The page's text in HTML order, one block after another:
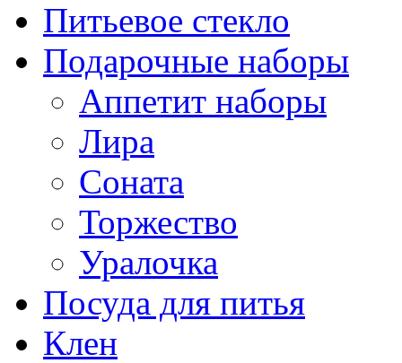
Питьевое стекло
Подарочные наборы
Аппетит наборы
Лира
Соната
Торжество
Уралочка
Посуда для питья
Клен